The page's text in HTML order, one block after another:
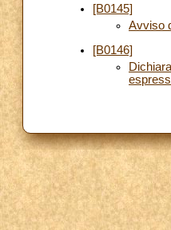
[B0145]
Avviso
[B0146]